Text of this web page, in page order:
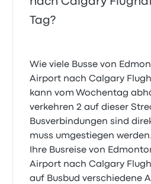
Tag?
Wie viele Busse von
Airport nach Calgary
kann vom Wochentag
verkehren 2 auf dieser
Busverbindungen sind
muss umgestiegen
Ihre Busreise von
Airport nach Calgary
auf Busbud verschiedene